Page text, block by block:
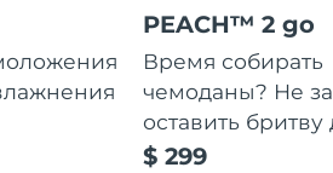
PEACH™ 2 go
Время собирать
чемоданы? Не
оставить бритву
$ 299